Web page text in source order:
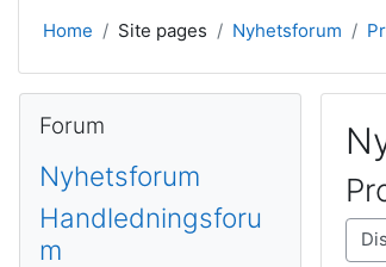
Home Site pages Nyhetsforum
Blocks
Forum
Nyhetsforum
Handledningsforu
m